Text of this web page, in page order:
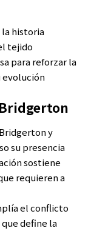
historia
tejido
para reforzar la
evolución
y
su presencia
sostiene
requieren a
el conflicto
define la